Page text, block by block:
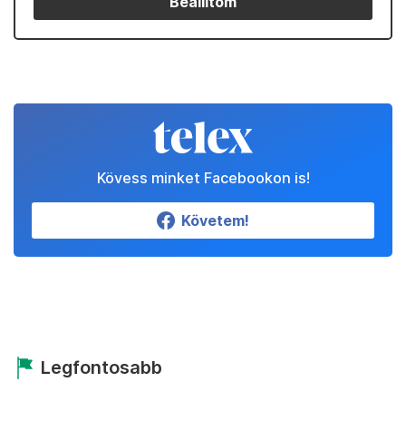
Kövess minket Facebookon is!
Követem!
Legfontosabb